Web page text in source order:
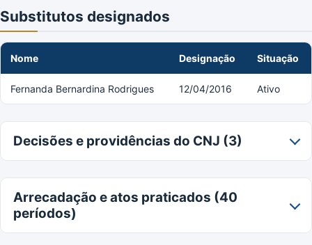
Substitutos designados
Nome Designação Situação
Fernanda Bernardina Rodrigues 12/04/2016 Ativo
Decisões e providências do CNJ (3)
Arrecadação e atos praticados (40
períodos)